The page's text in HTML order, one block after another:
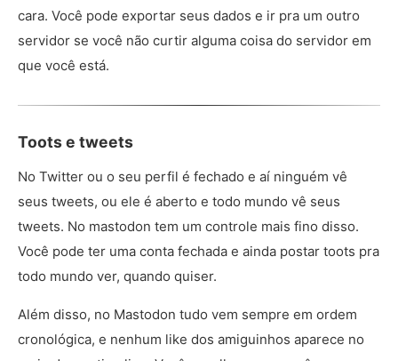
cara. Você pode exportar seus dados e ir pra um outro
servidor se você não curtir alguma coisa do servidor em
que você está.
Toots e tweets
No Twitter ou o seu perfil é fechado e aí ninguém vê
seus tweets, ou ele é aberto e todo mundo vê seus
tweets. No mastodon tem um controle mais fino disso.
Você pode ter uma conta fechada e ainda postar toots pra
todo mundo ver, quando quiser.
Além disso, no Mastodon tudo vem sempre em ordem
cronológica, e nenhum like dos amiguinhos aparece no